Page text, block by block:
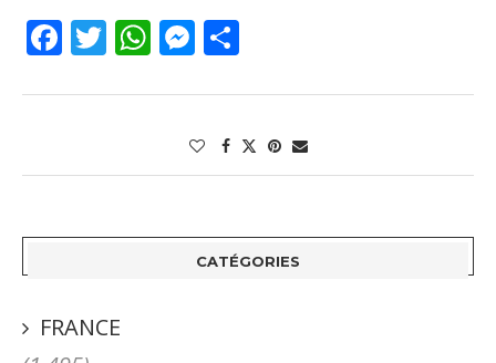
Facebook
Twitter
WhatsApp
Messenger
CATÉGORIES
FRANCE